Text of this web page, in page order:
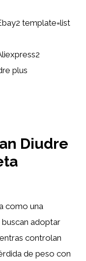
template=list
plus
Diudre
como una
adoptar
controlan
de peso con